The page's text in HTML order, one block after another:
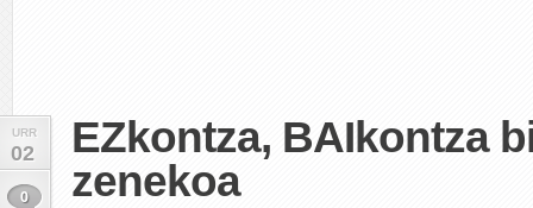
URR
02
0
EZkontza, BAIkontza
zenekoa